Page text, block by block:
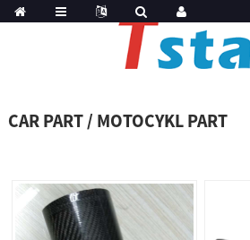
CAR PART / MOTOCYKL PART